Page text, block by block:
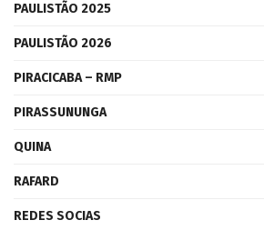
PAULISTÃO 2025
PAULISTÃO 2026
PIRACICABA – RMP
PIRASSUNUNGA
QUINA
RAFARD
REDES SOCIAS